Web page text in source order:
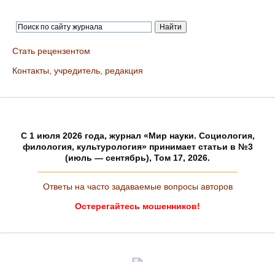
Стать рецензентом
Контакты, учредитель, редакция
C 1 июля 2026 года, журнал «Мир науки. Социология,
филология, культурология» принимает статьи в №3
(июль — сентябрь), Том 17, 2026.
Ответы на часто задаваемые вопросы авторов
Остерегайтесь мошенников!